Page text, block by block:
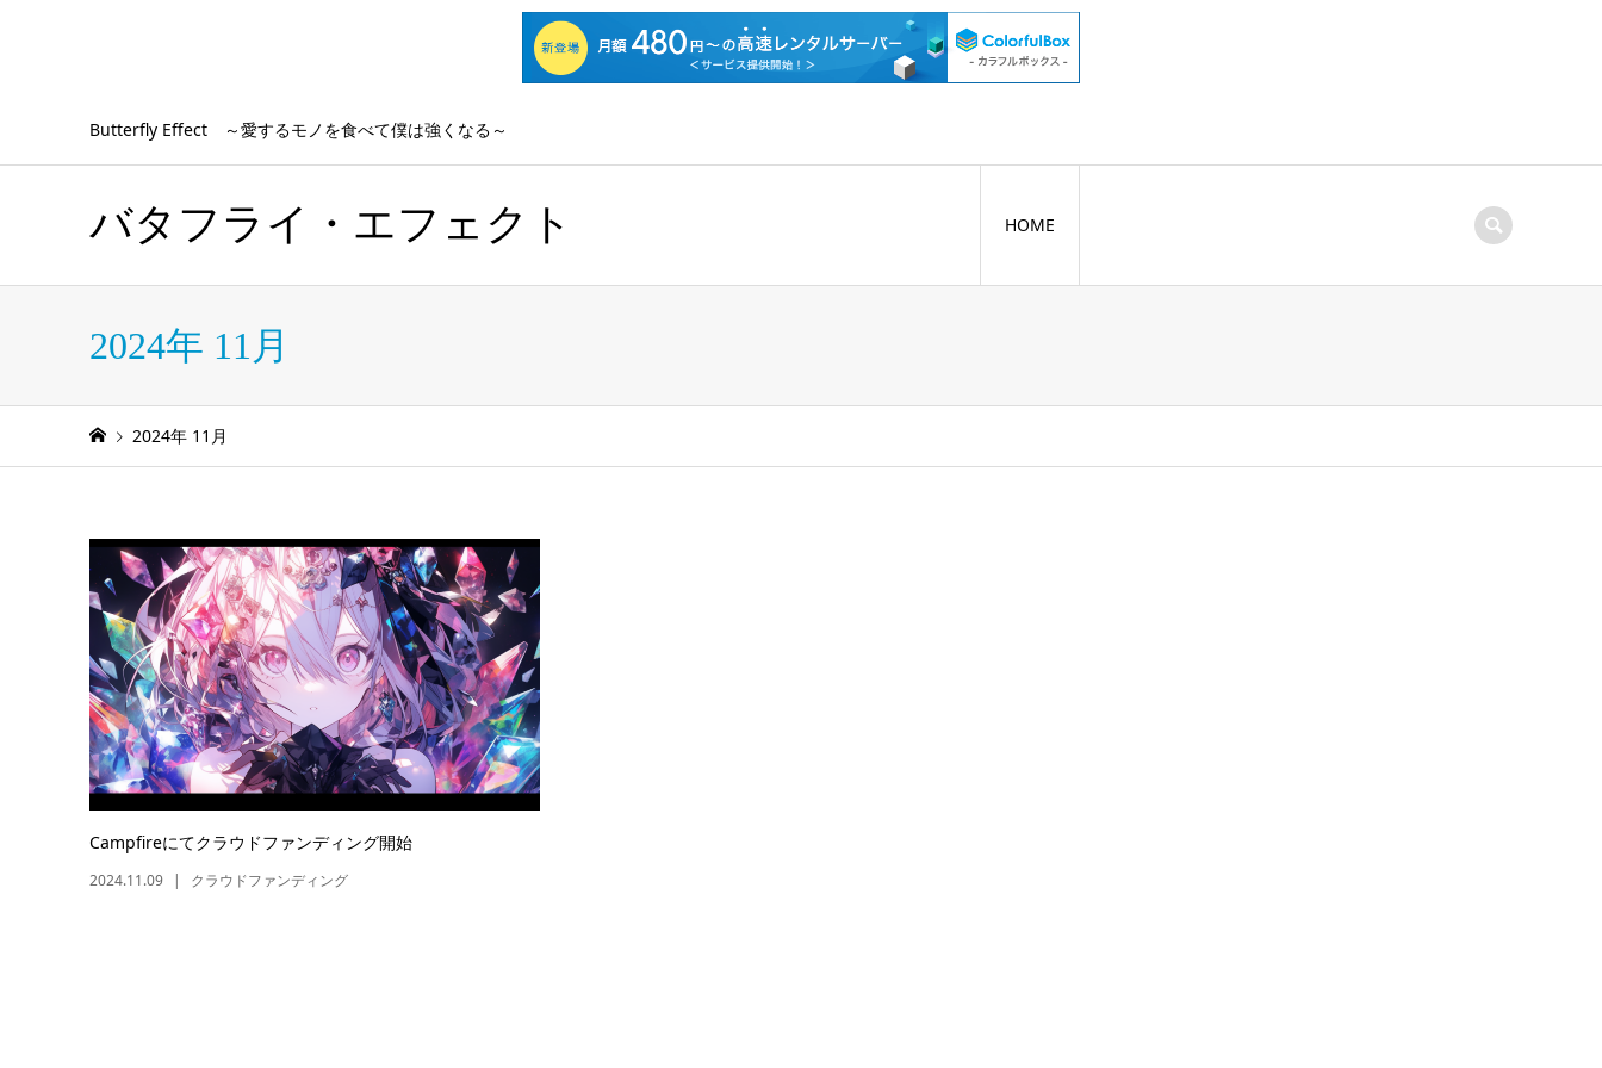
Butterfly Effect ～愛するモノを食べて僕は強くなる～
バタフライ・エフェクト HOME
2024年 11月
2024年 11月
Campfireにてクラウドファンディング開始
2024.11.09 クラウドファンディング